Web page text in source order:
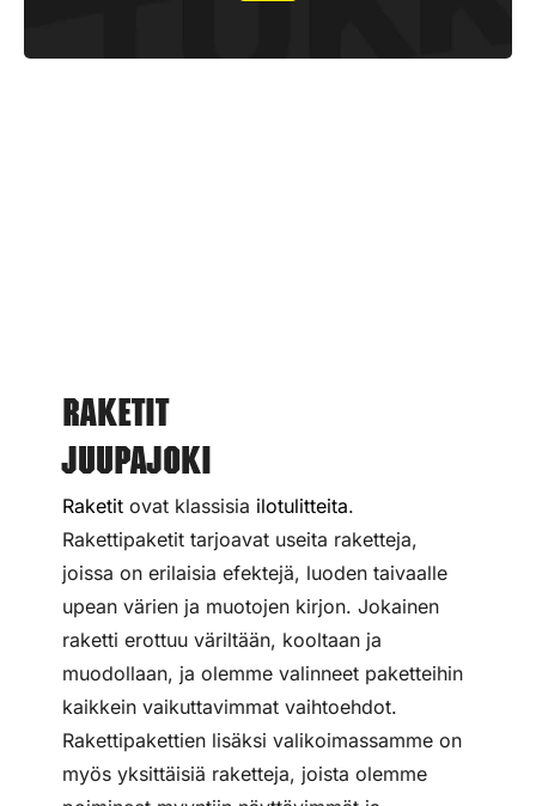
Raketit
Juupajoki
Raketit ovat klassisia ilotulitteita.
Rakettipaketit tarjoavat useita raketteja,
joissa on erilaisia efektejä, luoden taivaalle
upean värien ja muotojen kirjon. Jokainen
raketti erottuu väriltään, kooltaan ja
muodollaan, ja olemme valinneet paketteihin
kaikkein vaikuttavimmat vaihtoehdot.
Rakettipakettien lisäksi valikoimassamme on
myös yksittäisiä raketteja, joista olemme